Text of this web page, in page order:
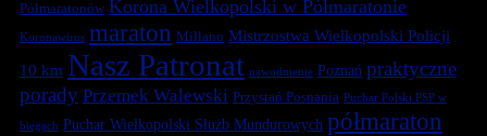
Półmaratonów Korona Wielkopolski w Półmaratonie
Koronawirus maraton Millano Mistrzostwa Wielkopolski Policji
10 km Nasz Patronat nawodnienie Poznań praktyczne
porady Przemek Walewski Przystań Posnania Puchar Polski PSP w
biegach Puchar Wielkopolski Służb Mundurowych półmaraton